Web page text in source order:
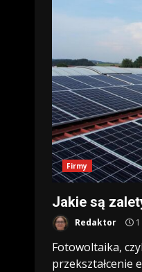
Firmy
Jakie są
Redaktor
Fotowoltaika,
przekształcenie